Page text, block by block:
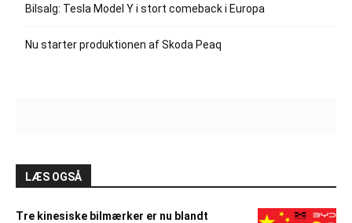
Bilsalg: Tesla Model Y i stort comeback i Europa
Nu starter produktionen af Skoda Peaq
LÆS OGSÅ
Tre kinesiske bilmærker er nu blandt